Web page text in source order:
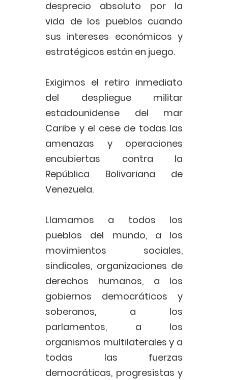
desprecio absoluto por la
vida de los pueblos cuando
sus intereses económicos y
estratégicos están en juego.
Exigimos el retiro inmediato
del despliegue militar
estadounidense del mar
Caribe y el cese de todas las
amenazas y operaciones
encubiertas contra la
República Bolivariana de
Venezuela.
Llamamos a todos los
pueblos del mundo, a los
movimientos sociales,
sindicales, organizaciones de
derechos humanos, a los
gobiernos democráticos y
soberanos, a los
parlamentos, a los
organismos multilaterales y a
todas las fuerzas
democráticas, progresistas y